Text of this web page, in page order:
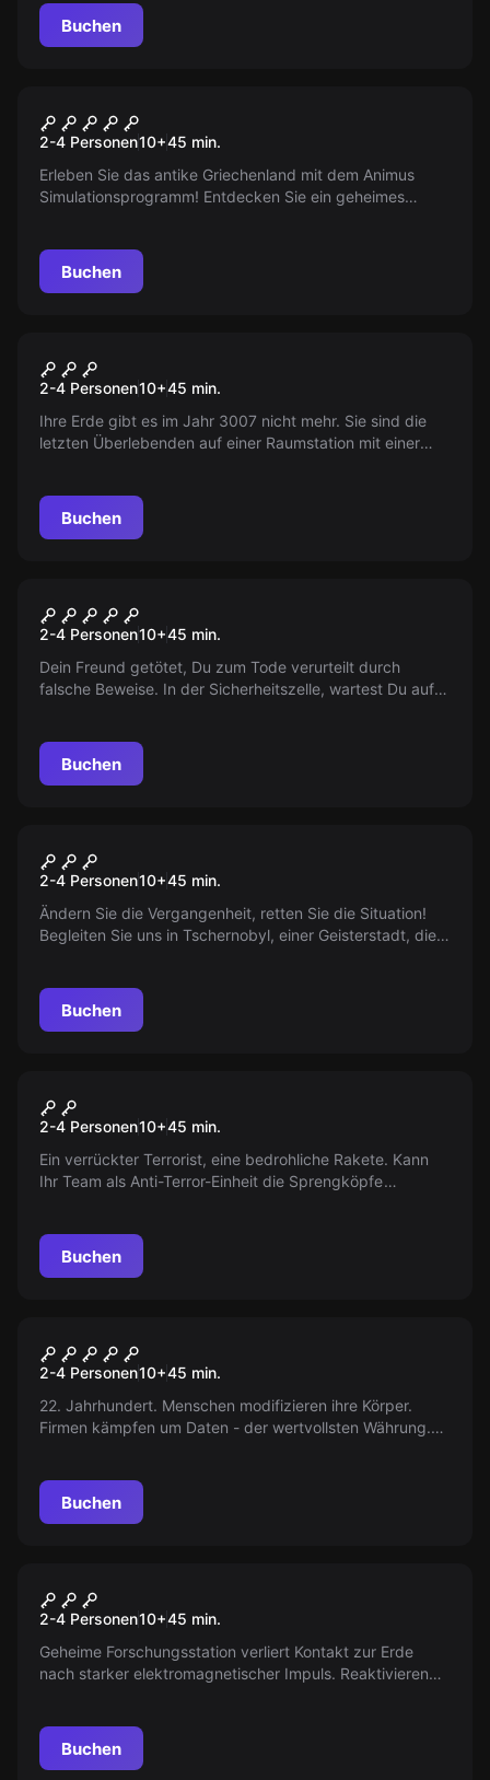
Buchen
Beyond Medusa's Gate VR
2-4 Personen10+45 min.
Erleben Sie das antike Griechenland mit dem Animus
Simulationsprogramm! Entdecken Sie ein geheimes
Buchen
Huxley VR
2-4 Personen10+45 min.
Ihre Erde gibt es im Jahr 3007 nicht mehr. Sie sind die
letzten Überlebenden auf einer Raumstation mit einer
retten?Buchen
The Prison VR
2-4 Personen10+45 min.
Dein Freund getötet, Du zum Tode verurteilt durch
falsche Beweise. In der Sicherheitszelle, wartest Du auf
Licht?Buchen
Chernobyl VR
2-4 Personen10+45 min.
Ändern Sie die Vergangenheit, retten Sie die Situation!
Begleiten Sie uns in Tschernobyl, einer Geisterstadt, die
Buchen
Mission Sigma VR
2-4 Personen10+45 min.
Ein verrückter Terrorist, eine bedrohliche Rakete. Kann
Ihr Team als Anti-Terror-Einheit die Sprengköpfe
Abenteuer.
Buchen
Cyberpunk VR
2-4 Personen10+45 min.
22. Jahrhundert. Menschen modifizieren ihre Körper.
Firmen kämpfen um Daten - der wertvollsten Währung.
Buchen
Signal Lost VR
2-4 Personen10+45 min.
Geheime Forschungsstation verliert Kontakt zur Erde
nach starker elektromagnetischer Impuls. Reaktivieren
Buchen